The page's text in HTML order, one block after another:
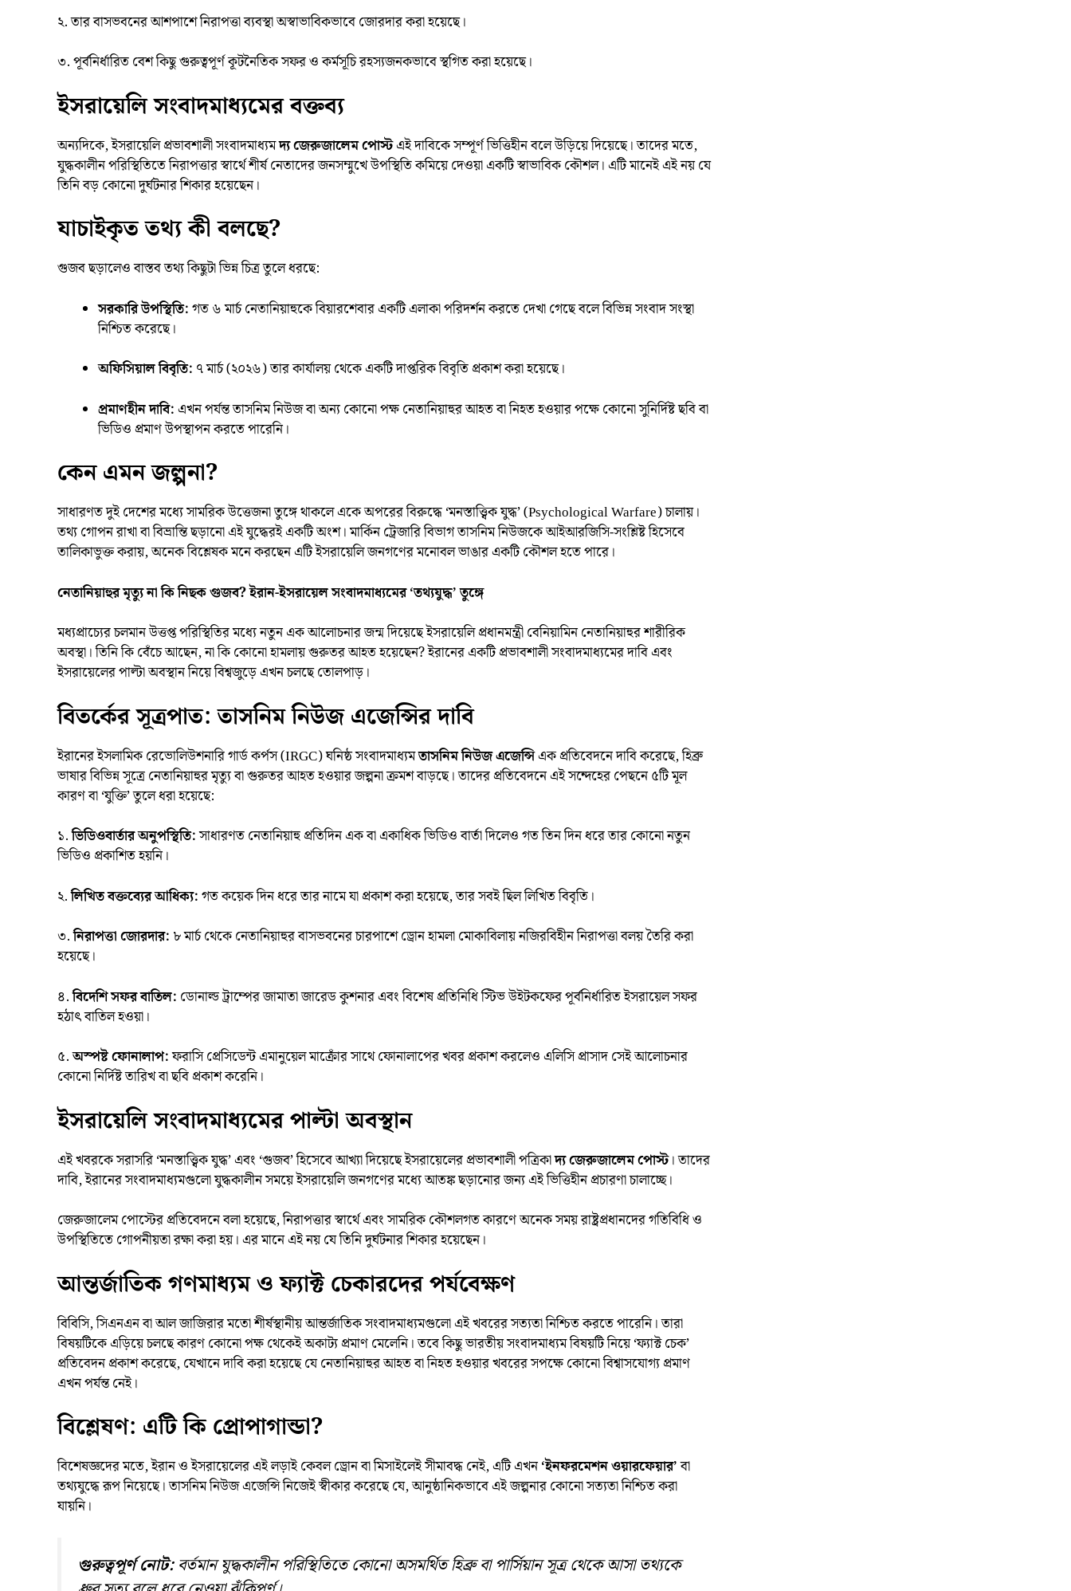
২. তার বাসভবনের আশপাশে নিরাপত্তা ব্যবস্থা অস্বাভাবিকভাবে জোরদার করা হয়েছে।
৩. পূর্বনির্ধারিত বেশ কিছু গুরুত্বপূর্ণ কূটনৈতিক সফর ও কর্মসূচি রহস্যজনকভাবে স্থগিত করা হয়েছে।
ইসরায়েলি সংবাদমাধ্যমের বক্তব্য
অন্যদিকে, ইসরায়েলি প্রভাবশালী সংবাদমাধ্যমদ্য জেরুজালেম পোস্টএই দাবিকে সম্পূর্ণ ভিত্তিহীন বলে উড়িয়ে দিয়েছে। তাদের মতে,
যুদ্ধকালীন পরিস্থিতিতে নিরাপত্তার স্বার্থে শীর্ষ নেতাদের জনসম্মুখে উপস্থিতি কমিয়ে দেওয়া একটি স্বাভাবিক কৌশল। এটি মানেই এই নয় যে
তিনি বড় কোনো দুর্ঘটনার শিকার হয়েছেন।
যাচাইকৃত তথ্য কী বলছে?
গুজব ছড়ালেও বাস্তব তথ্য কিছুটা ভিন্ন চিত্র তুলে ধরছে:
সরকারি উপস্থিতি:গত ৬ মার্চ নেতানিয়াহুকে বিয়ারশেবার একটি এলাকা পরিদর্শন করতে দেখা গেছে বলে বিভিন্ন সংবাদ সংস্থা
নিশ্চিত করেছে।
অফিসিয়াল বিবৃতি: ৭ মার্চ (২০২৬) তার কার্যালয় থেকে একটি দাপ্তরিক বিবৃতি প্রকাশ করা হয়েছে।
প্রমাণহীন দাবি:এখন পর্যন্ত তাসনিম নিউজ বা অন্য কোনো পক্ষ নেতানিয়াহুর আহত বা নিহত হওয়ার পক্ষে কোনো সুনির্দিষ্ট ছবি বা
ভিডিও প্রমাণ উপস্থাপন করতে পারেনি।
কেন এমন জল্পনা?
সাধারণত দুই দেশের মধ্যে সামরিক উত্তেজনা তুঙ্গে থাকলে একে অপরের বিরুদ্ধে ‘মনস্তাত্ত্বিক যুদ্ধ’ (Psychological Warfare) চালায়।
তথ্য গোপন রাখা বা বিভ্রান্তি ছড়ানো এই যুদ্ধেরই একটি অংশ। মার্কিন ট্রেজারি বিভাগ তাসনিম নিউজকে আইআরজিসি-সংশ্লিষ্ট হিসেবে
তালিকাভুক্ত করায়, অনেক বিশ্লেষক মনে করছেন এটি ইসরায়েলি জনগণের মনোবল ভাঙার একটি কৌশল হতে পারে।
নেতানিয়াহুর মৃত্যু না কি নিছক গুজব? ইরান-ইসরায়েল সংবাদমাধ্যমের ‘তথ্যযুদ্ধ’ তুঙ্গে
মধ্যপ্রাচ্যের চলমান উত্তপ্ত পরিস্থিতির মধ্যে নতুন এক আলোচনার জন্ম দিয়েছে ইসরায়েলি প্রধানমন্ত্রী বেনিয়ামিন নেতানিয়াহুর শারীরিক
অবস্থা। তিনি কি বেঁচে আছেন, না কি কোনো হামলায় গুরুতর আহত হয়েছেন? ইরানের একটি প্রভাবশালী সংবাদমাধ্যমের দাবি এবং
ইসরায়েলের পাল্টা অবস্থান নিয়ে বিশ্বজুড়ে এখন চলছে তোলপাড়।
বিতর্কের সূত্রপাত: তাসনিম নিউজ এজেন্সির দাবি
ইরানের ইসলামিক রেভোলিউশনারি গার্ড কর্পস (IRGC) ঘনিষ্ঠ সংবাদমাধ্যমতাসনিম নিউজ এজেন্সিএক প্রতিবেদনে দাবি করেছে, হিব্রু
ভাষার বিভিন্ন সূত্রে নেতানিয়াহুর মৃত্যু বা গুরুতর আহত হওয়ার জল্পনা ক্রমশ বাড়ছে। তাদের প্রতিবেদনে এই সন্দেহের পেছনে ৫টি মূল
কারণ বা ‘যুক্তি’ তুলে ধরা হয়েছে:
১.ভিডিওবার্তার অনুপস্থিতি:সাধারণত নেতানিয়াহু প্রতিদিন এক বা একাধিক ভিডিও বার্তা দিলেও গত তিন দিন ধরে তার কোনো নতুন
ভিডিও প্রকাশিত হয়নি।
২.লিখিত বক্তব্যের আধিক্য:গত কয়েক দিন ধরে তার নামে যা প্রকাশ করা হয়েছে, তার সবই ছিল লিখিত বিবৃতি।
৩.নিরাপত্তা জোরদার: ৮ মার্চ থেকে নেতানিয়াহুর বাসভবনের চারপাশে ড্রোন হামলা মোকাবিলায় নজিরবিহীন নিরাপত্তা বলয় তৈরি করা
হয়েছে।
৪.বিদেশি সফর বাতিল: ডোনাল্ড ট্রাম্পের জামাতা জারেড কুশনার এবং বিশেষ প্রতিনিধি স্টিভ উইটকফের পূর্বনির্ধারিত ইসরায়েল সফর
হঠাৎ বাতিল হওয়া।
৫.অস্পষ্ট ফোনালাপ:ফরাসি প্রেসিডেন্ট এমানুয়েল মাক্রোঁর সাথে ফোনালাপের খবর প্রকাশ করলেও এলিসি প্রাসাদ সেই আলোচনার
কোনো নির্দিষ্ট তারিখ বা ছবি প্রকাশ করেনি।
ইসরায়েলি সংবাদমাধ্যমের পাল্টা অবস্থান
এই খবরকে সরাসরি ‘মনস্তাত্ত্বিক যুদ্ধ’ এবং ‘গুজব’ হিসেবে আখ্যা দিয়েছে ইসরায়েলের প্রভাবশালী পত্রিকাদ্য জেরুজালেম পোস্ট। তাদের
দাবি, ইরানের সংবাদমাধ্যমগুলো যুদ্ধকালীন সময়ে ইসরায়েলি জনগণের মধ্যে আতঙ্ক ছড়ানোর জন্য এই ভিত্তিহীন প্রচারণা চালাচ্ছে।
জেরুজালেম পোস্টের প্রতিবেদনে বলা হয়েছে, নিরাপত্তার স্বার্থে এবং সামরিক কৌশলগত কারণে অনেক সময় রাষ্ট্রপ্রধানদের গতিবিধি ও
উপস্থিতিতে গোপনীয়তা রক্ষা করা হয়। এর মানে এই নয় যে তিনি দুর্ঘটনার শিকার হয়েছেন।
আন্তর্জাতিক গণমাধ্যম ও ফ্যাক্ট চেকারদের পর্যবেক্ষণ
বিবিসি, সিএনএন বা আল জাজিরার মতো শীর্ষস্থানীয় আন্তর্জাতিক সংবাদমাধ্যমগুলো এই খবরের সত্যতা নিশ্চিত করতে পারেনি। তারা
বিষয়টিকে এড়িয়ে চলছে কারণ কোনো পক্ষ থেকেই অকাট্য প্রমাণ মেলেনি। তবে কিছু ভারতীয় সংবাদমাধ্যম বিষয়টি নিয়ে ‘ফ্যাক্ট চেক’
প্রতিবেদন প্রকাশ করেছে, যেখানে দাবি করা হয়েছে যে নেতানিয়াহুর আহত বা নিহত হওয়ার খবরের সপক্ষে কোনো বিশ্বাসযোগ্য প্রমাণ
এখন পর্যন্ত নেই।
বিশ্লেষণ: এটি কি প্রোপাগান্ডা?
বিশেষজ্ঞদের মতে, ইরান ও ইসরায়েলের এই লড়াই কেবল ড্রোন বা মিসাইলেই সীমাবদ্ধ নেই, এটি এখন‘ইনফরমেশন ওয়ারফেয়ার’বা
তথ্যযুদ্ধে রূপ নিয়েছে। তাসনিম নিউজ এজেন্সি নিজেই স্বীকার করেছে যে, আনুষ্ঠানিকভাবে এই জল্পনার কোনো সত্যতা নিশ্চিত করা
যায়নি।
গুরুত্বপূর্ণ নোট:বর্তমান যুদ্ধকালীন পরিস্থিতিতে কোনো অসমর্থিত হিব্রু বা পার্সিয়ান সূত্র থেকে আসা তথ্যকে